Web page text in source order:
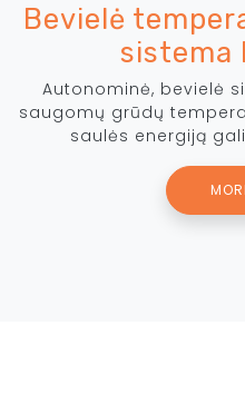
Bevielė
sistema
Autonominė, bevielė
saugomų grūdų
saulės energiją